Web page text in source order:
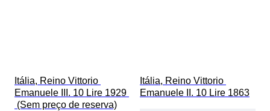
Itália, Reino Vittorio
Emanuele III. 10 Lire 1929
(Sem preço de reserva)
Itália, Reino Vittorio
Emanuele II. 10 Lire 1863